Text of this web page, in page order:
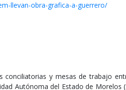
llevan-obra-grafica-a-guerrero/
conciliatorias y mesas de trabajo
Autónoma del Estado de Morelos